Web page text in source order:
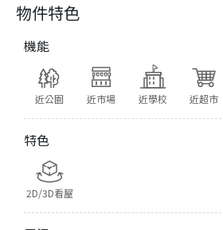
物件特色
機能
近公園 近市場 近學校 近超市
特色
2D/3D看屋